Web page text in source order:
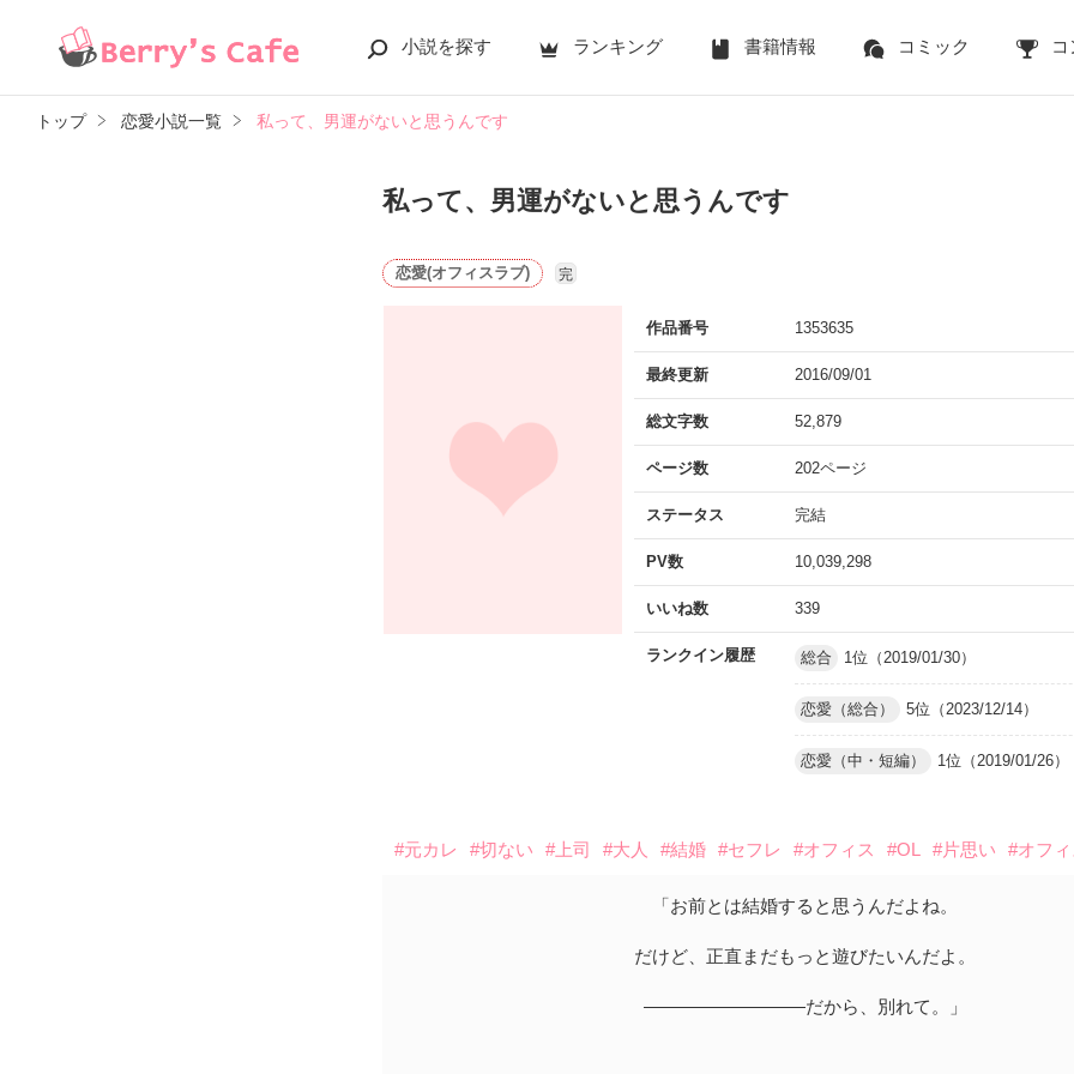
小説を探す ランキング 書籍情報 コミック
トップ 恋愛小説一覧 私って、男運がないと思うんです
私って、男運がないと思うんです
恋愛(オフィスラブ) 完
作品番号 1353635
最終更新 2016/09/01
総文字数 52,879
ページ数 202ページ
ステータス 完結
PV数 10,039,298
いいね数 339
ランクイン履歴 総合 1位（2019/01/30）
恋愛（総合） 5位（2023/12/14）
恋愛（中・短編） 1位（2019/01/26）
#元カレ #切ない #上司 #大人 #結婚 #セフレ #オフィス #OL #片思い #オフ
「お前とは結婚すると思うんだよね。
だけど、正直まだもっと遊びたいんだよ。
―――――――――だから、別れて。」